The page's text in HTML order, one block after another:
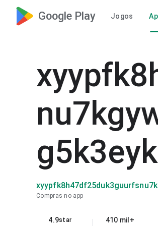
Google Play Jogos
Compras no app
4.9star
410 mil+